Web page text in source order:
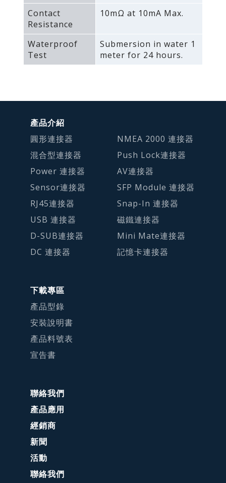
Contact
Resistance
10mΩ at 10mA Max.
Waterproof
Test
Submersion in water 1
meter for 24 hours.
產品介紹
圓形連接器
混合型連接器
Power 連接器
Sensor連接器
RJ45連接器
USB 連接器
D-SUB連接器
DC 連接器
NMEA 2000 連接器
Push Lock連接器
AV連接器
SFP Module 連接器
Snap-In 連接器
磁鐵連接器
Mini Mate連接器
記憶卡連接器
下載專區
產品型錄
安裝說明書
產品料號表
宣告書
聯絡我們
產品應用
經銷商
新聞
活動
聯絡我們